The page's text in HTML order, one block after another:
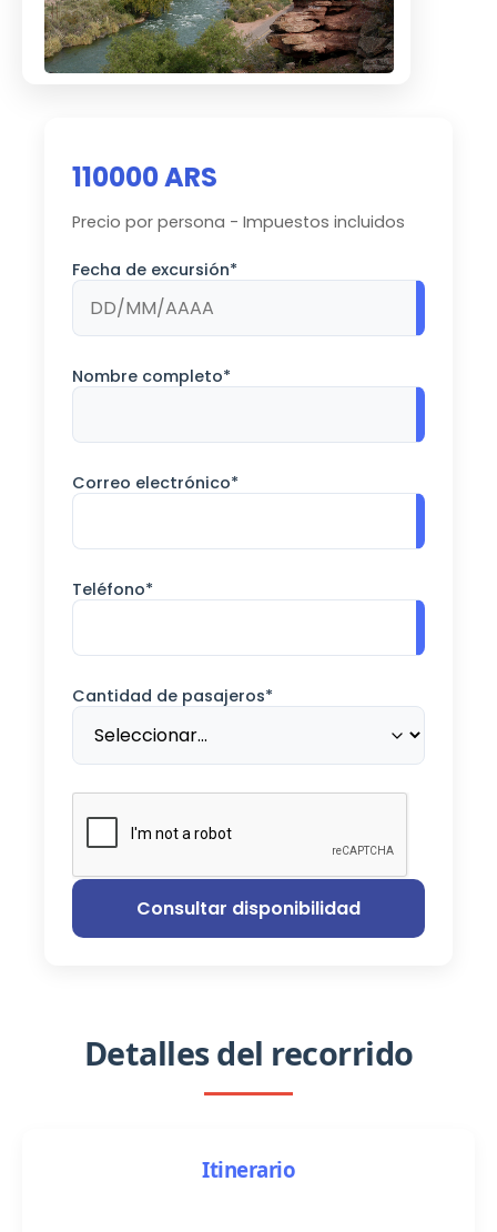
110000 ARS
Precio por persona - Impuestos incluidos
Fecha de excursión*
Nombre completo*
Correo electrónico*
Teléfono*
Cantidad de pasajeros*
Consultar disponibilidad
Detalles del recorrido
Itinerario